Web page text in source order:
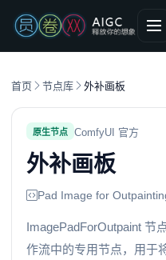
首页 节点库 外补画板
原生节点 ComfyUI 官方
外补画板
Pad Image for
ImagePadForOutpaint 节
作流中的专用节点，用于